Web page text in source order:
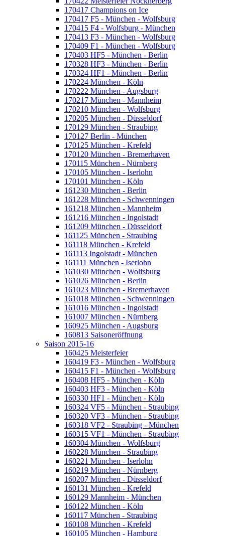
170417 Champions on Ice
170417 F5 - München - Wolfsburg
170415 F4 - Wolfsburg - München
170413 F3 - München - Wolfsburg
170409 F1 - München - Wolfsburg
170403 HF5 - München - Berlin
170328 HF3 - München - Berlin
170324 HF1 - München - Berlin
170224 München - Köln
170222 München - Augsburg
170217 München - Mannheim
170210 München - Wolfsburg
170205 München - Düsseldorf
170129 München - Straubing
170127 Berlin - München
170125 München - Krefeld
170120 München - Bremerhaven
170115 München - Nürnberg
170105 München - Iserlohn
170101 München - Köln
161230 München - Berlin
161228 München - Schwenningen
161218 München - Mannheim
161216 München - Ingolstadt
161209 München - Düsseldorf
161125 München - Straubing
161118 München - Krefeld
161113 Ingolstadt - München
161111 München - Iserlohn
161030 München - Wolfsburg
161026 München - Berlin
161023 München - Bremerhaven
161018 München - Schwenningen
161016 München - Ingolstadt
161007 München - Nürnberg
160925 München - Augsburg
160813 Saisoneröffnung
Saison 2015-16
160425 Meisterfeier
160419 F3 - München - Wolfsburg
160415 F1 - München - Wolfsburg
160408 HF5 - München - Köln
160403 HF3 - München - Köln
160330 HF1 - München - Köln
160324 VF5 - München - Straubing
160320 VF3 - München - Straubing
160318 VF2 - Straubing - München
160315 VF1 - München - Straubing
160304 München - Wolfsburg
160228 München - Straubing
160221 München - Iserlohn
160219 München - Nürnberg
160207 München - Düsseldorf
160131 München - Krefeld
160129 Mannheim - München
160122 München - Köln
160117 München - Straubing
160108 München - Krefeld
160105 München - Hamburg